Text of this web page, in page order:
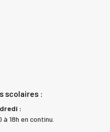
scolaires :
:
18h en continu.